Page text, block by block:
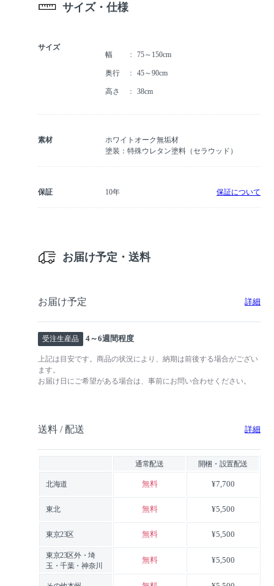
サイズ・仕様
サイズ
幅
75～150cm
奥行 45～90cm
高さ 38cm
素材
ホワイトオーク無垢材
塗装：特殊ウレタン塗料（セラウッド）
保証 10年 保証について
お届け予定・送料
お届け予定 詳細
受注生産品 4～6週間程度
上記は目安です。商品の状況により、納期は前後する場合がござい
ます。
お届け日にご希望がある場合は、事前にお問い合わせください。
送料 / 配送 詳細
通常配送 開梱・設置配送
北海道 無料 ¥7,700
東北 無料 ¥5,500
東京23区 無料 ¥5,500
東京23区外・埼
玉・千葉・神奈川
無料 ¥5,500